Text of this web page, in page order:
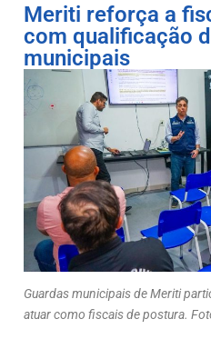
Meriti reforça a
com qualificação
municipais
Guardas municipais de Meriti
atuar como fiscais de postura.